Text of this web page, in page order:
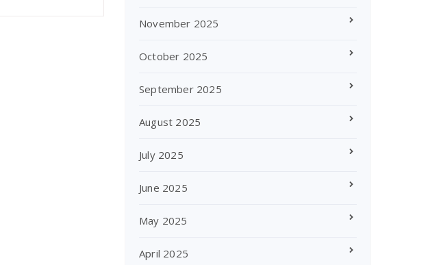
November 2025
October 2025
September 2025
August 2025
July 2025
June 2025
May 2025
April 2025